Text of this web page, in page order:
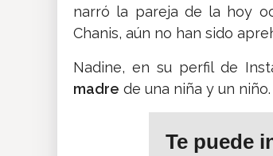
narró la pareja de la hoy
Chanis, aún no han sido
Nadine, en su perfil de
madre de una niña y un
Te puede